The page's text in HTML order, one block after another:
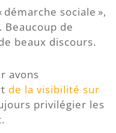
démarche sociale »,
Beaucoup de
beaux discours.
avons
de la visibilité sur
privilégier les